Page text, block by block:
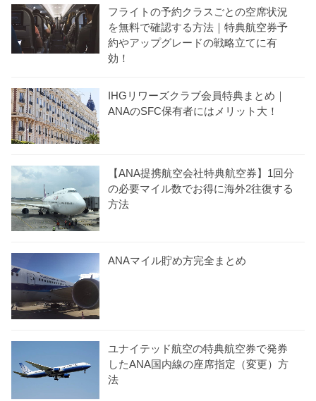
フライトの予約クラスごとの空席状況
を無料で確認する方法｜特典航空券予
約やアップグレードの戦略立てに有
効！
IHGリワーズクラブ会員特典まとめ｜
ANAのSFC保有者にはメリット大！
【ANA提携航空会社特典航空券】1回分
の必要マイル数でお得に海外2往復する
方法
ANAマイル貯め方完全まとめ
ユナイテッド航空の特典航空券で発券
したANA国内線の座席指定（変更）方
法